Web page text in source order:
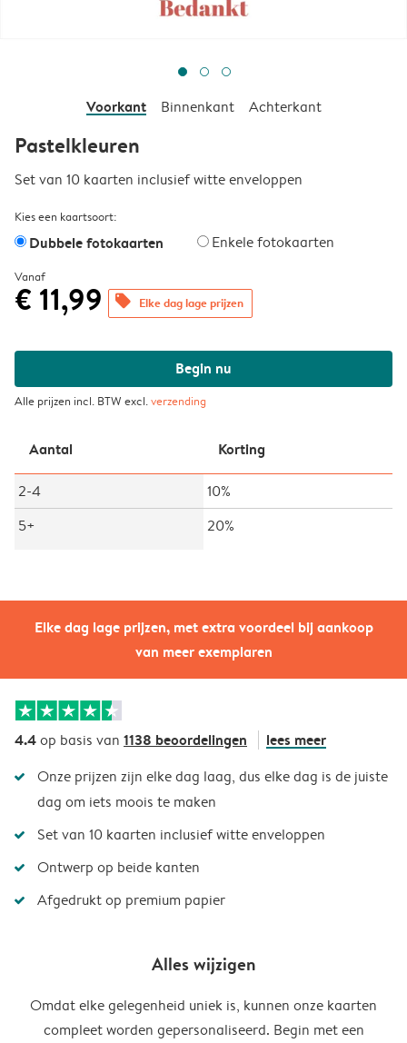
Elke dag lage prijzen, met extra voordeel bij aankoop
van meer exemplaren
Voorkant Binnenkant Achterkant
Pastelkleuren
Set van 10 kaarten inclusief witte enveloppen
Kies een kaartsoort:
Dubbele fotokaarten Enkele fotokaarten
Vanaf
€ 11,99 offers Elke dag lage prijzen
Begin nu
Alle prijzen incl. BTW excl.verzending
Aantal Korting
2-4
10%
5+
20%
4.4op basis van 1138 beoordelingen lees meer
Onze prijzen zijn elke dag laag, dus elke dag is de juiste
dag om iets moois te maken
Set van 10 kaarten inclusief witte enveloppen
Ontwerp op beide kanten
Afgedrukt op premium papier
Alles wijzigen
Omdat elke gelegenheid uniek is, kunnen onze kaarten
compleet worden gepersonaliseerd. Begin met een